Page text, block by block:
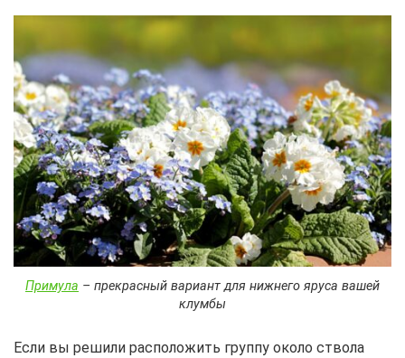
Примула – прекрасный вариант для нижнего яруса вашей
клумбы
Если вы решили расположить группу около ствола